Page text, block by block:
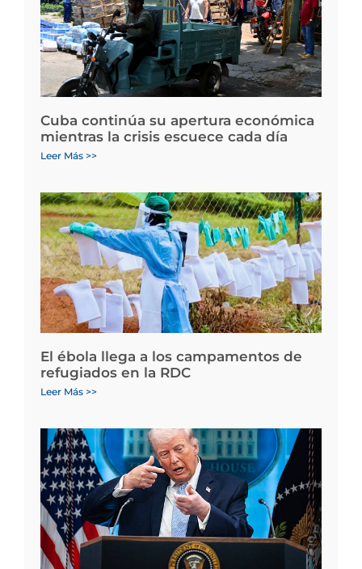
Cuba continúa su apertura económica
mientras la crisis escuece cada día
Leer Más >>
El ébola llega a los campamentos de
refugiados en la RDC
Leer Más >>